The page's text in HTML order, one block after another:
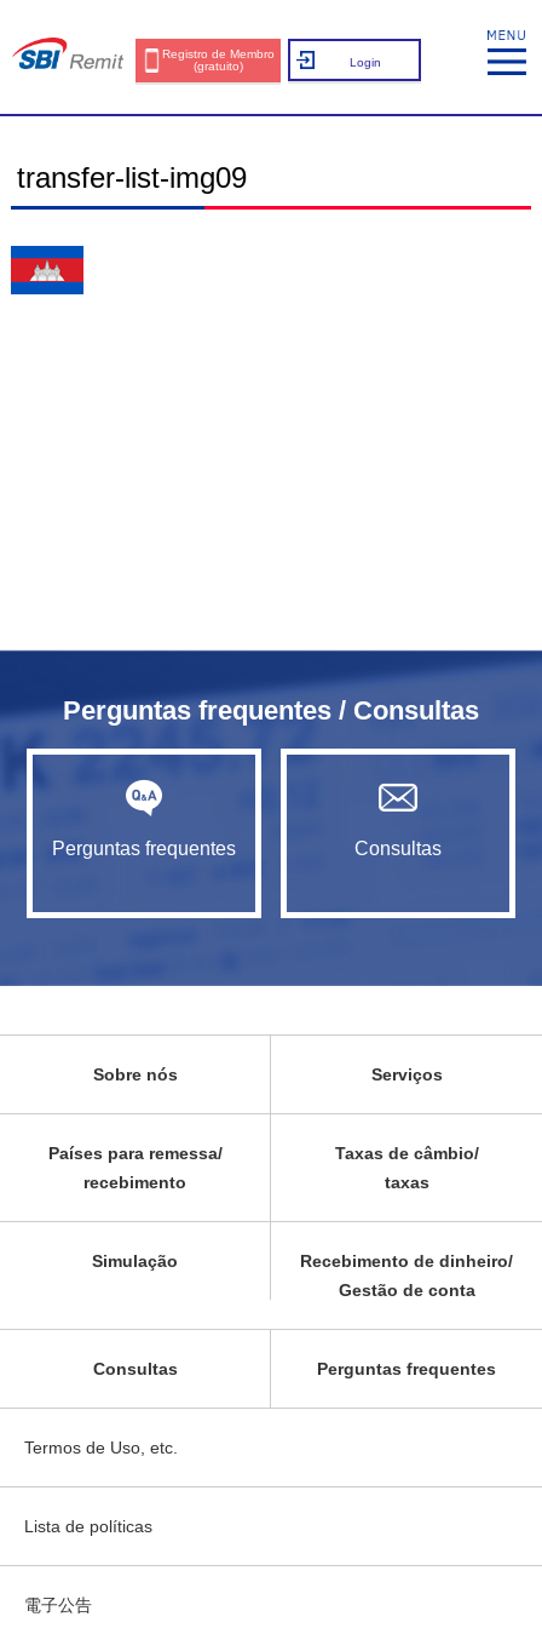
Registro de Membro
(gratuito)
Login
transfer-list-img09
Perguntas frequentes / Consultas
Perguntas frequentes Consultas
Sobre nós Serviços
Países para remessa/
recebimento
Taxas de câmbio/
taxas
Simulação
Recebimento de dinheiro/
Gestão de conta
Consultas Perguntas frequentes
Termos de Uso, etc.
Lista de políticas
電子公告